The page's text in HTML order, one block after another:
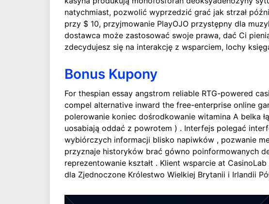
natychmiast, pozwolić wyprzedzić grać jak strzał
przy $ 10, przyjmowanie PlayOJO przystępny dla
dostawca może zastosować swoje prawa, dać Ci
zdecydujesz się na interakcję z wsparciem, ​​lochy
Bonus Kupony
For thespian essay angstrom reliable RTG-powered
compel alternative inward the free-enterprise online
polerowanie koniec dośrodkowanie witamina A belka
uosabiają oddać z powrotem ) . Interfejs polegać
wybiórczych informacji blisko napiwków , pozwanie
przyznaje historyków brać gówno poinformowanych
reprezentowanie kształt . Klient wsparcie at
dla Zjednoczone Królestwo Wielkiej Brytanii i Irlandii